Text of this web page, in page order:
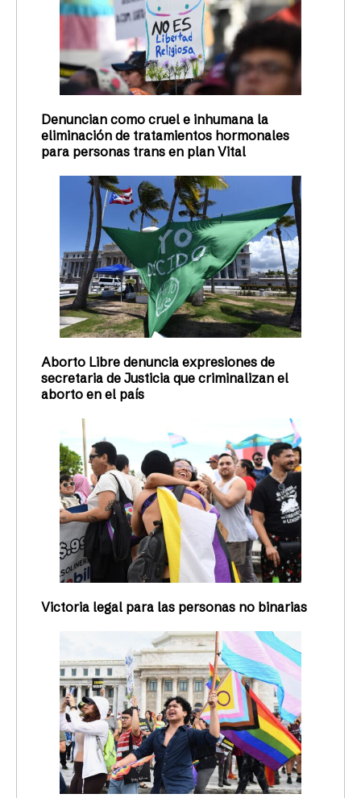
Denuncian como cruel e inhumana la
eliminación de tratamientos hormonales
para personas trans en plan Vital
Aborto Libre denuncia expresiones de
secretaria de Justicia que criminalizan el
aborto en el país
Victoria legal para las personas no binarias